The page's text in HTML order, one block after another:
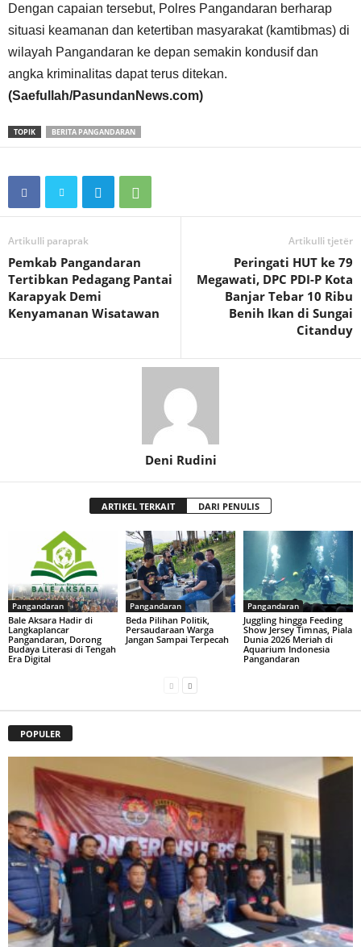
Dengan capaian tersebut, Polres Pangandaran berharap
situasi keamanan dan ketertiban masyarakat (kamtibmas) di
wilayah Pangandaran ke depan semakin kondusif dan
angka kriminalitas dapat terus ditekan.
(Saefullah/PasundanNews.com)
TOPIK BERITA PANGANDARAN
Artikulli paraprak
Pemkab Pangandaran
Tertibkan Pedagang Pantai
Karapyak Demi
Kenyamanan Wisatawan
Artikulli tjetër
Peringati HUT ke 79
Megawati, DPC PDI-P Kota
Banjar Tebar 10 Ribu
Benih Ikan di Sungai
Citanduy
Deni Rudini
ARTIKEL TERKAIT DARI PENULIS
Pangandaran
Bale Aksara Hadir di
Langkaplancar
Pangandaran, Dorong
Budaya Literasi di Tengah
Era Digital
Pangandaran
Beda Pilihan Politik,
Persaudaraan Warga
Jangan Sampai Terpecah
Pangandaran
Juggling hingga Feeding
Show Jersey Timnas, Piala
Dunia 2026 Meriah di
Aquarium Indonesia
Pangandaran
POPULER